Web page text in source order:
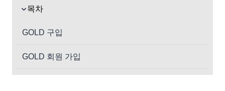
목차
GOLD 구입
GOLD 회원 가입